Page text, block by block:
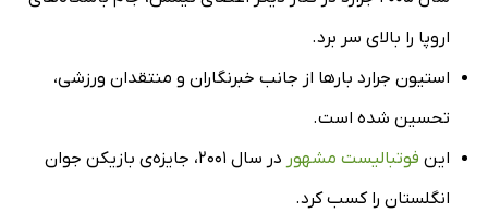
اروپا را بالای سر برد.
استیون جرارد بارها از جانب خبرنگاران و منتقدان ورزشی،
تحسین شده است.
این فوتبالیست مشهور
در سال 2001، جایزه‌ی بازیکن جوان
انگلستان را کسب کرد.